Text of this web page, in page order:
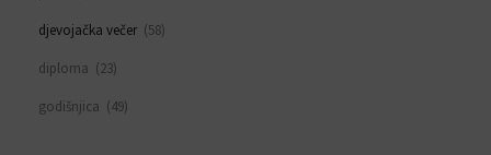
djevojačka večer (58)
diploma (23)
godišnjica (49)